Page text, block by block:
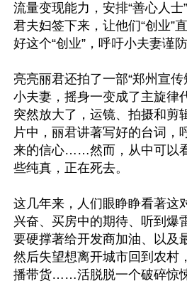
流量变现能力，安排“善心人
君夫妇签下来，让他们“创业”
好这个“创业”，呼吁小夫妻谨
亮亮丽君还拍了一部“郑州宣
小夫妻，摇身一变成了主旋律
突然放大了，运镜、拍摄和剪
片中，丽君讲著写好的台词，
来的信心……然而，从中可以
些纯真，正在死去。
这几年来，人们眼睁睁看著这
兴奋、买房中的期待、听到爆
要硬撑著给开发商加油、以及
然后失望想离开城市回到农村
播带货……活脱脱一个破碎惊悚